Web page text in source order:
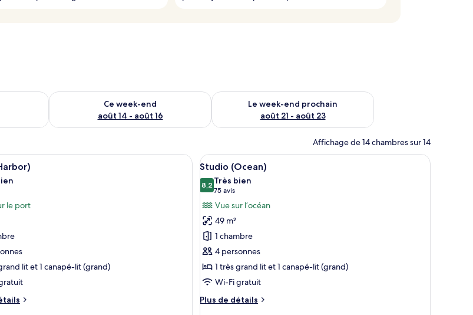
août 9 - août 10
Ce week-end
août 14 - août 16
Vérifier la disponibilité pour ce week-end août 14 - août 16
Le week-end prochain
août 21 - août 23
Vérifier la disponibilité pour le week-end prochain août 21 -
Affichage de 14 chambres sur 14
une table à manger et une vue sur un jardin par la fenêtre.
:
Une chambre d’hôtel avec un grand lit, un canapé, une table à manger et un balcon avec vue.
le port
lit et 1 canapé-lit (grand)
Afficher
toutes
les
photos
pour
ce
type
de
chambre :
Studio
(Ocean)
Une chambre d’hôtel avec un grand lit, un
4
Studio (Ocean)
8,28,2 sur 10
Très bien
75 avis
(75 avis)
Vue sur l’océan
49 m²
1 chambre
4 personnes
1 très grand lit et 1 canapé-lit (grand)
Wi-Fi gratuit
Plus de détails
Plus